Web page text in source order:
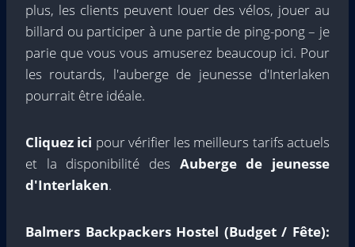
plus, les clients peuvent louer des vélos, jouer au
billard ou participer à une partie de ping-pong – je
parie que vous vous amuserez beaucoup ici. Pour
les routards, l'auberge de jeunesse d'Interlaken
pourrait être idéale.
Cliquez ici pour vérifier les meilleurs tarifs actuels
et la disponibilité des Auberge de jeunesse
d'Interlaken.
Balmers Backpackers Hostel (Budget / Fête):